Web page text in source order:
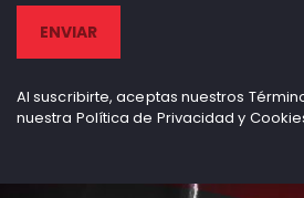
Al suscribirte, aceptas nuestros
nuestra Política de Privacidad y